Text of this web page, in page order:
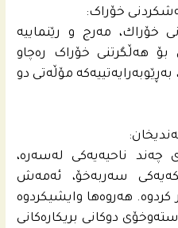
خۆراك، مه‌رج و رێنماییه‌
بۆ هه‌ڵگرتنی خۆراک ره‌چاو
مۆڵه‌تی دو
چەند ناحیەیەکی لەسەرە،
سەربەخۆ، ئەمەش
هه‌روه‌ها وایشیكردوه‌
دوکانی بریكاره‌كانى